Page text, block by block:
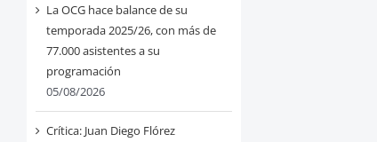
La OCG hace balance de su
temporada 2025/26, con más de
77.000 asistentes a su
programación
05/08/2026
Crítica: Juan Diego Flórez